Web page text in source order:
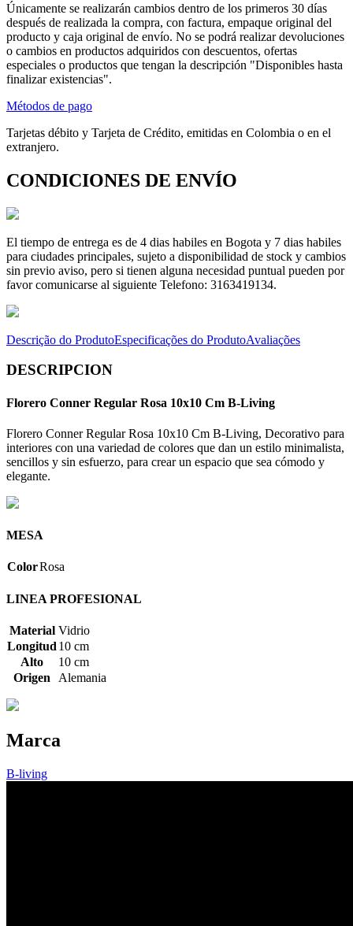
Únicamente se realizarán cambios dentro de los primeros 30 días
después de realizada la compra, con factura, empaque original del
producto y caja original de envío. No se podrá realizar devoluciones
o cambios en productos adquiridos con descuentos, ofertas
especiales o productos que tengan la descripción "Disponibles hasta
finalizar existencias".
Métodos de pago
Tarjetas débito y Tarjeta de Crédito, emitidas en Colombia o en el
extranjero.
CONDICIONES DE ENVÍO
El tiempo de entrega es de 4 dias habiles en Bogota y 7 dias habiles
para ciudades principales, sujeto a disponibilidad de stock y cambios
sin previo aviso, pero si tienen alguna necesidad puntual pueden por
favor comunicarse al siguiente Telefono: 3163419134.
Descrição do ProdutoEspecificações do ProdutoAvaliações
DESCRIPCION
Florero Conner Regular Rosa 10x10 Cm B-Living
Florero Conner Regular Rosa 10x10 Cm B-Living, Decorativo para
interiores con una variedad de colores que dan un estilo minimalista,
sencillos y sin esfuerzo, para crear un espacio que sea cómodo y
elegante.
MESA
ColorRosa
LINEA PROFESIONAL
Material Vidrio
Longitud 10 cm
Alto
10 cm
Origen
Alemania
Marca
B-living